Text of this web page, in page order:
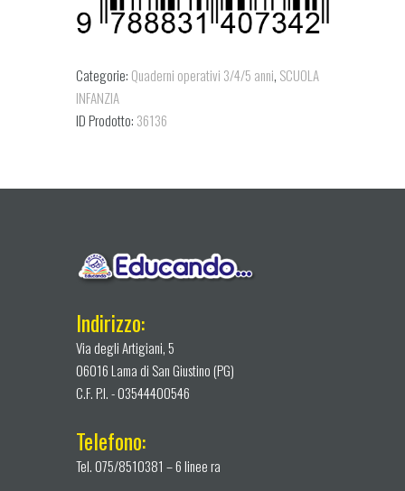
Categorie: Quaderni operativi 3/4/5 anni, SCUOLA
INFANZIA
ID Prodotto: 36136
Indirizzo:
Via degli Artigiani, 5
06016 Lama di San Giustino (PG)
C.F. P.I. - 03544400546
Telefono:
Tel. 075/8510381 – 6 linee ra